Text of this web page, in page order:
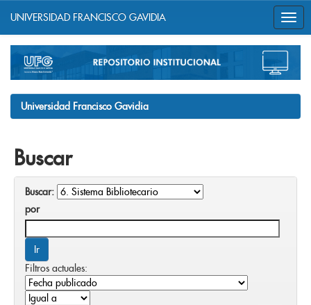
navigation
UNIVERSIDAD FRANCISCO GAVIDIA
Universidad Francisco Gavidia
Buscar
Buscar:
por
Filtros actuales: